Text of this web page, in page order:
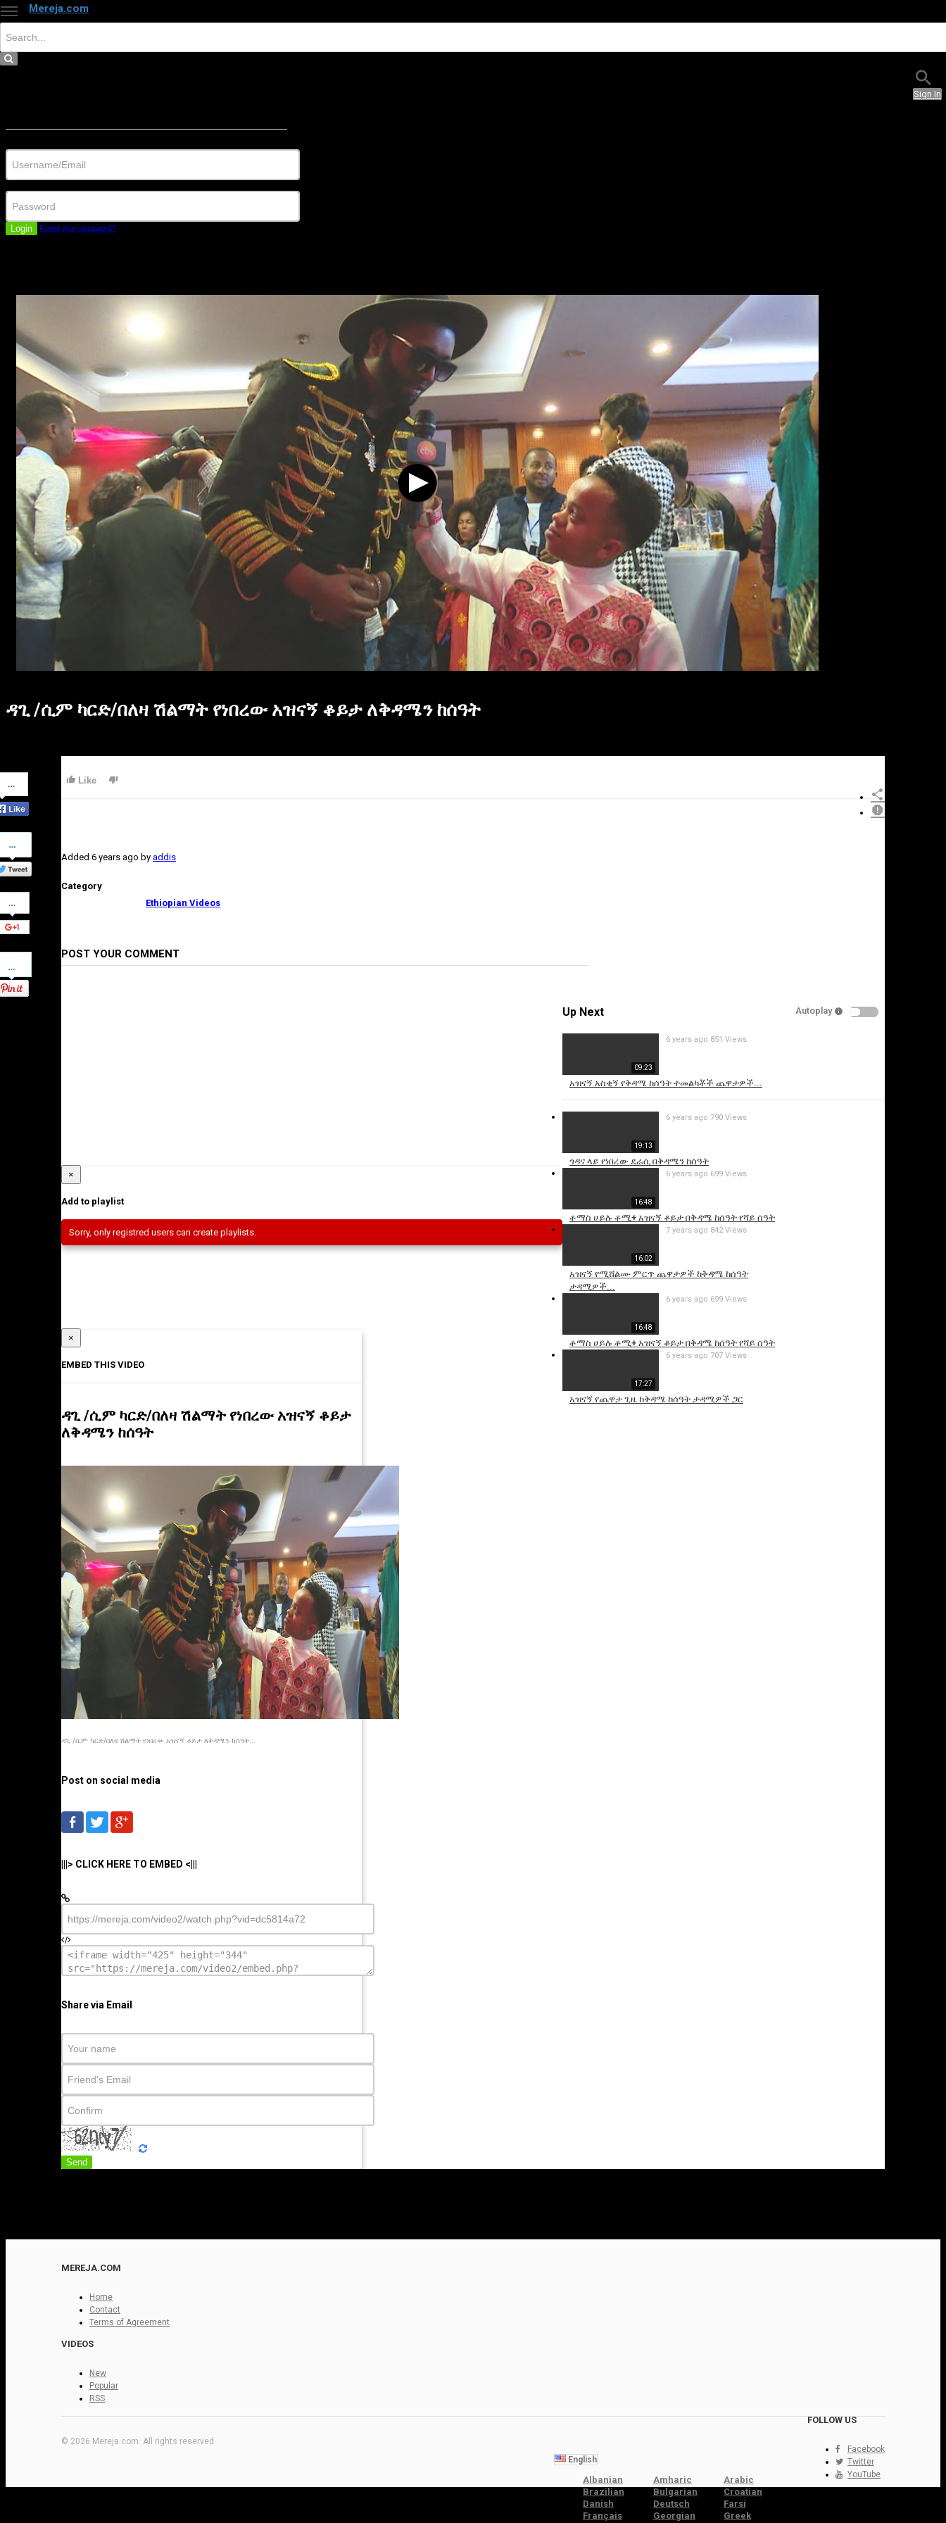
Mereja.com
Sign In
Login Forgot your password?
ዳጊ /ሲም ካርድ/በለዛ ሽልማት የነበረው አዝናኝ ቆይታ ለቅዳሜን ከሰዓት
on
Facebook
Share
on
Twitter
Share
on
Google+
Pinterest
Like
Added 6 years ago by addis
Category
Ethiopian Videos
POST YOUR COMMENT
Up Next Autoplay
09:23
አዝናኝ አስቂኝ የቅዳሜ ከሰዓት ተመልካቾች ጨዋታዎች...
6 years ago 851 Views
19:13
ጎዳና ላይ የነበረው ደራሲ በቅዳሜን ከሰዓት
6 years ago 790 Views
16:48
ቶማስ ሀይሉ ቶሚ+ አዝናኝ ቆይታ በቅዳሜ ከሰዓት የሻይ ሰዓት
6 years ago 699 Views
16:02
አዝናኝ የሚሸልሙ ምርጥ ጨዋታዎች ከቅዳሜ ከሰዓት
ታዳሚዎች...
7 years ago 842 Views
16:48
ቶማስ ሀይሉ ቶሚ+ አዝናኝ ቆይታ በቅዳሜ ከሰዓት የሻይ ሰዓት
6 years ago 699 Views
17:27
አዝናኝ የጨዋታ ጊዜ ከቅዳሜ ከሰዓት ታዳሚዎች ጋር
6 years ago 707 Views
Cancel
Report this video
×
Add to playlist
Sorry, only registred users can create playlists.
×
EMBED THIS VIDEO
ዳጊ /ሲም ካርድ/በለዛ ሽልማት የነበረው አዝናኝ ቆይታ
ለቅዳሜን ከሰዓት
ዳጊ /ሲም ካርድ/በለዛ ሽልማት የነበረው አዝናኝ ቆይታ ለቅዳሜን ከሰዓት...
Post on social media
|||> CLICK HERE TO EMBED <|||
Share via Email
Send
MEREJA.COM
Home
Contact
Terms of Agreement
VIDEOS
New
Popular
RSS
FOLLOW US
Facebook
Twitter
YouTube
© 2026 Mereja.com. All rights reserved
English
Albanian Amharic
Arabic
Brazilian
Bulgarian
Croatian
Danish
Deutsch
Farsi
Français
Georgian
Greek